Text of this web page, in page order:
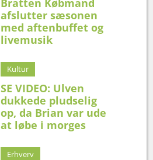
Bratten Købmand
afslutter sæsonen
med aftenbuffet og
livemusik
Kultur
SE VIDEO: Ulven
dukkede pludselig
op, da Brian var ude
at løbe i morges
Erhverv